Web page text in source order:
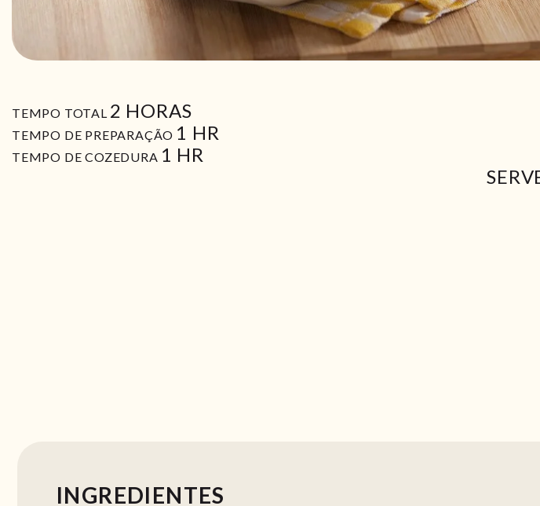
TEMPO TOTAL 2 HORAS
HORAS
TEMPO DE PREPARAÇÃO 1 HORA
HR
TEMPO DE COZEDURA 1 HORA
HR
INGREDIENTES